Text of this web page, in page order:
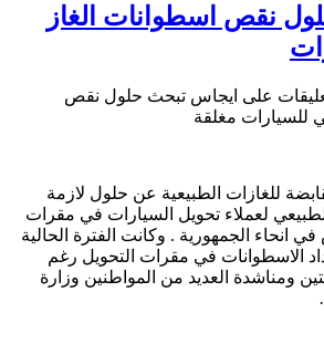
نقص اسطوانات الغاز
على ايجاس تبحث حلول نقص
للسيارات مغلقة
للغازات الطبيعية عن حلول لازمة
لعملاء تحويل السيارات في مقرات
انحاء الجمهورية . وكانت الفترة الحالية
الاسطوانات في مقرات التحويل رغم
ومناشدة العديد من المواطنين وزارة